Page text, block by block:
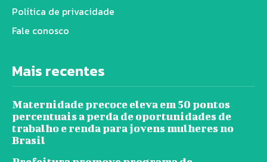
Política de privacidade
Fale conosco
Mais recentes
Maternidade precoce eleva em 50 pontos
percentuais a perda de oportunidades de
trabalho e renda para jovens mulheres no
Brasil